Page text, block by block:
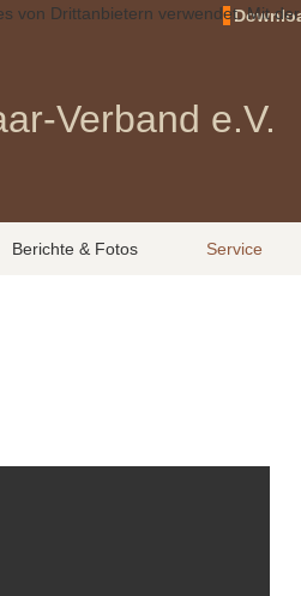
Verband e.V.
Berichte & Fotos Service
von Drittanbietern verwendet. Mit